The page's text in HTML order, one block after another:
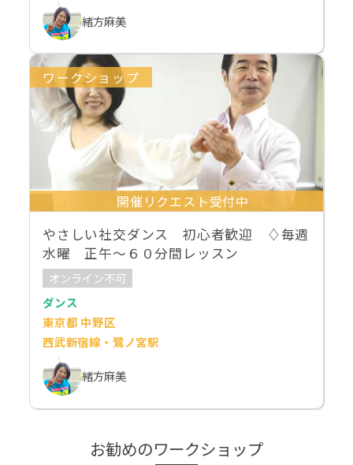
緒方麻美
ワークショップ
開催リクエスト受付中
やさしい社交ダンス 初心者歓迎 ♢毎週
水曜 正午～６０分間レッスン
オンライン不可
ダンス
東京都 中野区
西武新宿線・鷺ノ宮駅
緒方麻美
お勧めのワークショップ